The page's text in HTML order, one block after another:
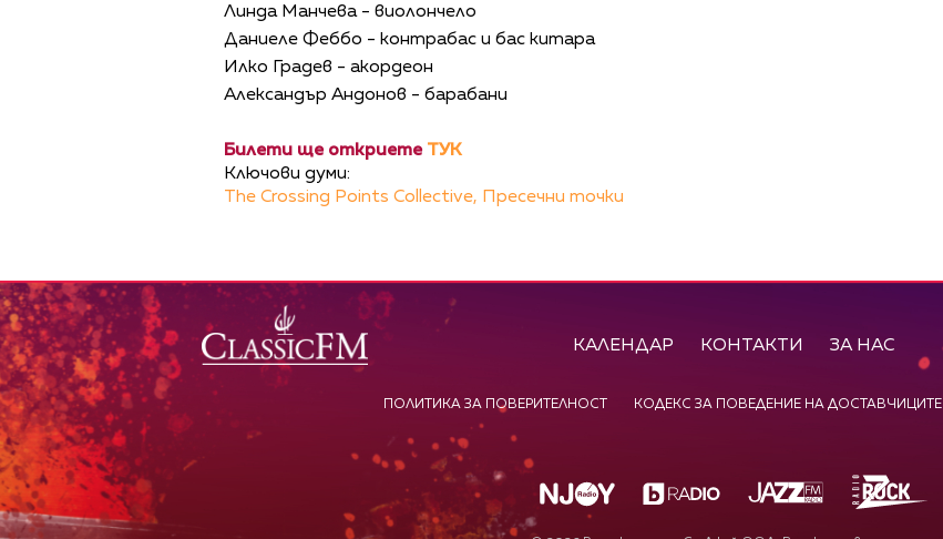
Линда Манчева - виолончело
Даниеле Феббо - контрабас и бас китара
Илко Градев - акордеон
Александър Андонов - барабани
Билети ще откриете ТУК
Ключови думи:
The Crossing Points Collective, Пресечни точки
КАЛЕНДАР КОНТАКТИ ЗА НАС
ПОЛИТИКА ЗА ПОВЕРИТЕЛНОСТ КОДЕКС ЗА ПОВЕДЕНИЕ НА ДОСТАВЧИЦИТЕ